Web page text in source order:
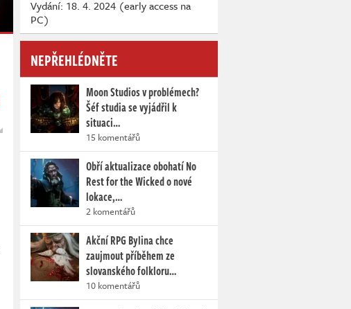
Vydání: 18. 4. 2024 (early access na
PC)
NEPŘEHLÉDNĚTE
Moon Studios v problémech?
Šéf studia se vyjádřil k
situaci…
15 komentářů
Obří aktualizace obohatí No
Rest for the Wicked o nové
lokace,…
2 komentářů
Akční RPG Bylina chce
zaujmout příběhem ze
slovanského folkloru…
10 komentářů